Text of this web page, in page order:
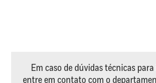
Em caso de dúvidas técnicas
entre em contato com o